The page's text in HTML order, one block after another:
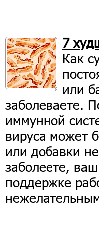
7
Как
или
заболеваете.
иммунной
вируса может
или добавки
заболеете,
поддержке